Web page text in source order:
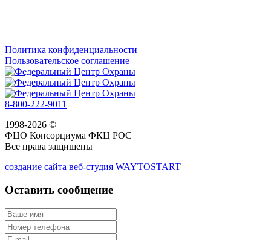
Политика конфиденциальности
Пользовательское соглашение
8-800-222-9011
1998-2026 ©
ФЦО Консорциума ФКЦ РОС
Все права защищены
создание сайта веб-студия WAYTOSTART
Оставить сообщение